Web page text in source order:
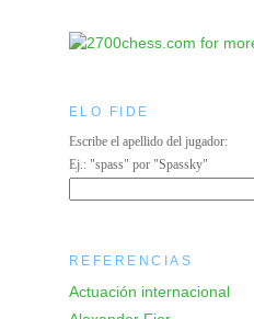
ELO FIDE
Escribe el apellido del jugador:
Ej.: "spass" por "Spassky"
REFERENCIAS
Actuación internacional